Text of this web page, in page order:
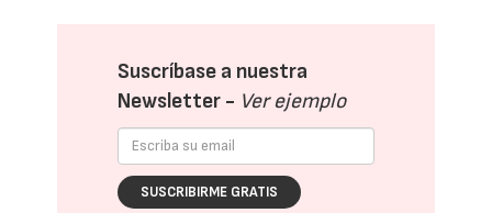
Suscríbase a nuestra
Newsletter - Ver ejemplo
SUSCRIBIRME GRATIS